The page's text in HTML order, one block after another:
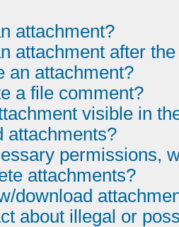
attachment?
attachment after
an attachment?
a file comment?
visible in
attachments?
permissions,
attachments?
download
about illegal or